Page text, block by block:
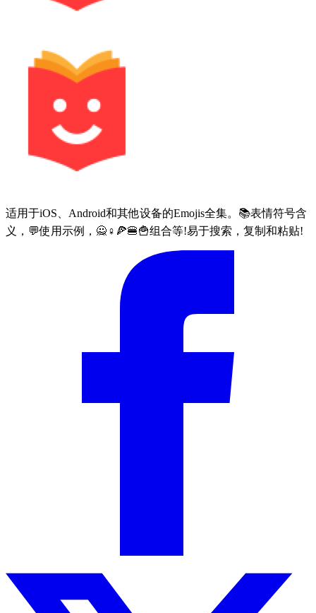
适用于iOS、Android和其他设备的Emojis全集。📚表情符号含
义，💬使用示例，🙅♀🍕🍔🍟组合等!易于搜索，复制和粘贴!